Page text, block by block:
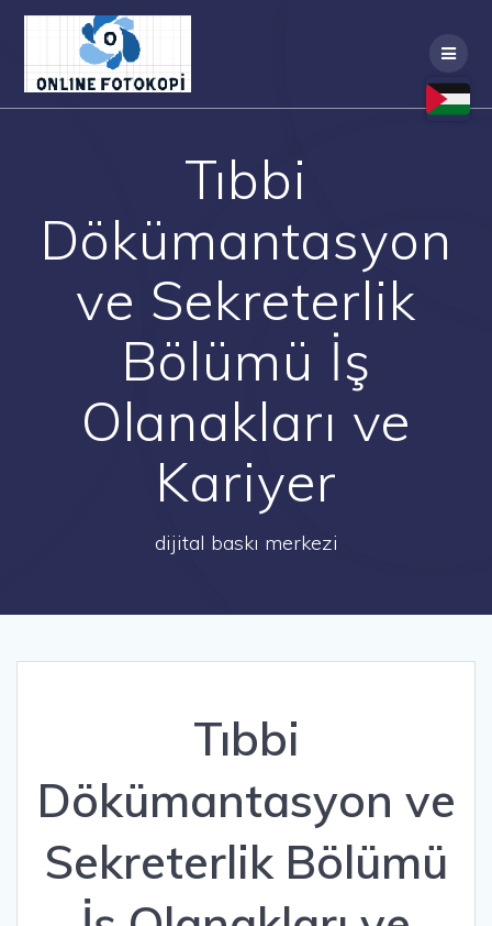
Tıbbi
Dökümantasyon
ve Sekreterlik
Bölümü İş
Olanakları ve
Kariyer
dijital baskı merkezi
Tıbbi
Dökümantasyon ve
Sekreterlik Bölümü